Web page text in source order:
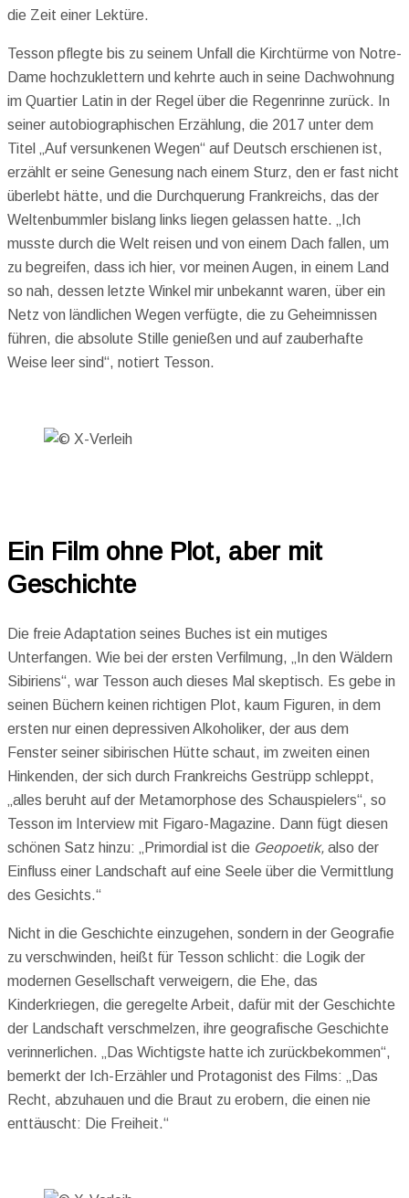
die Zeit einer Lektüre.
Tesson pflegte bis zu seinem Unfall die Kirchtürme von Notre-
Dame hochzuklettern und kehrte auch in seine Dachwohnung
im Quartier Latin in der Regel über die Regenrinne zurück. In
seiner autobiographischen Erzählung, die 2017 unter dem
Titel „Auf versunkenen Wegen“ auf Deutsch erschienen ist,
erzählt er seine Genesung nach einem Sturz, den er fast nicht
überlebt hätte, und die Durchquerung Frankreichs, das der
Weltenbummler bislang links liegen gelassen hatte. „Ich
musste durch die Welt reisen und von einem Dach fallen, um
zu begreifen, dass ich hier, vor meinen Augen, in einem Land
so nah, dessen letzte Winkel mir unbekannt waren, über ein
Netz von ländlichen Wegen verfügte, die zu Geheimnissen
führen, die absolute Stille genießen und auf zauberhafte
Weise leer sind“, notiert Tesson.
Ein Film ohne Plot, aber mit
Geschichte
Die freie Adaptation seines Buches ist ein mutiges
Unterfangen. Wie bei der ersten Verfilmung, „In den Wäldern
Sibiriens“, war Tesson auch dieses Mal skeptisch. Es gebe in
seinen Büchern keinen richtigen Plot, kaum Figuren, in dem
ersten nur einen depressiven Alkoholiker, der aus dem
Fenster seiner sibirischen Hütte schaut, im zweiten einen
Hinkenden, der sich durch Frankreichs Gestrüpp schleppt,
„alles beruht auf der Metamorphose des Schauspielers“, so
Tesson im Interview mit Figaro-Magazine. Dann fügt diesen
schönen Satz hinzu: „Primordial ist die Geopoetik, also der
Einfluss einer Landschaft auf eine Seele über die Vermittlung
des Gesichts.“
Nicht in die Geschichte einzugehen, sondern in der Geografie
zu verschwinden, heißt für Tesson schlicht: die Logik der
modernen Gesellschaft verweigern, die Ehe, das
Kinderkriegen, die geregelte Arbeit, dafür mit der Geschichte
der Landschaft verschmelzen, ihre geografische Geschichte
verinnerlichen. „Das Wichtigste hatte ich zurückbekommen“,
bemerkt der Ich-Erzähler und Protagonist des Films: „Das
Recht, abzuhauen und die Braut zu erobern, die einen nie
enttäuscht: Die Freiheit.“